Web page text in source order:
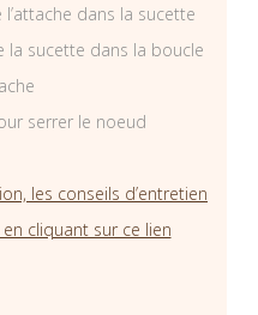
dans la sucette
la sucette dans la boucle
serrer le noeud
les conseils d’entretien
cliquant sur ce lien